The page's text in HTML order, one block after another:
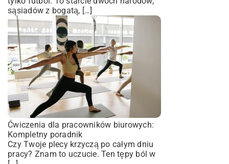
sąsiadów z bogatą, […]
Ćwiczenia dla pracowników biurowych:
Kompletny poradnik
Czy Twoje plecy krzyczą po całym dniu
pracy? Znam to uczucie. Ten tępy ból w